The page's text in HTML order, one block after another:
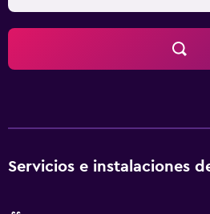
Servicios e instalaciones